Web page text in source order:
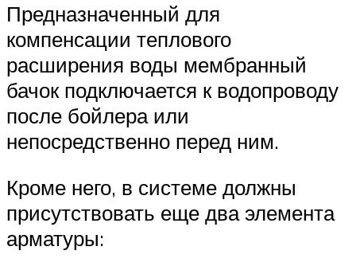
Предназначенный для
компенсации теплового
расширения воды мембранный
бачок подключается к водопроводу
после бойлера или
непосредственно перед ним.
Кроме него, в системе должны
присутствовать еще два элемента
арматуры: